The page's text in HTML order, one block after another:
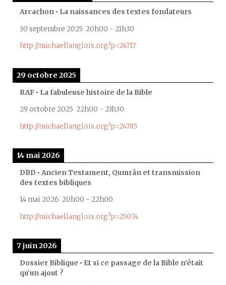
Arcachon • La naissances des textes fondateurs
30 septembre 2025 20h00 - 21h30
http://michaellanglois.org?p=24717
29 octobre 2025
RAF • La fabuleuse histoire de la Bible
29 octobre 2025 22h00 - 23h30
http://michaellanglois.org?p=24785
14 mai 2026
DBD • Ancien Testament, Qumrân et transmission
des textes bibliques
14 mai 2026 20h00 - 22h00
http://michaellanglois.org?p=25074
7 juin 2026
Dossier Biblique • Et si ce passage de la Bible n’était
qu’un ajout ?